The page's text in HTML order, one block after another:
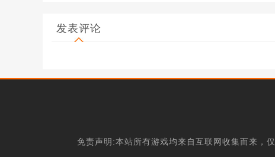
发表评论
免责声明:本站所有游戏均来自互联网收集而来，